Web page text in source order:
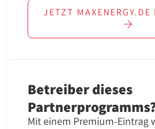
JETZT MAXENERGY.DE
Betreiber dieses
Mit einem Premium-Eintrag